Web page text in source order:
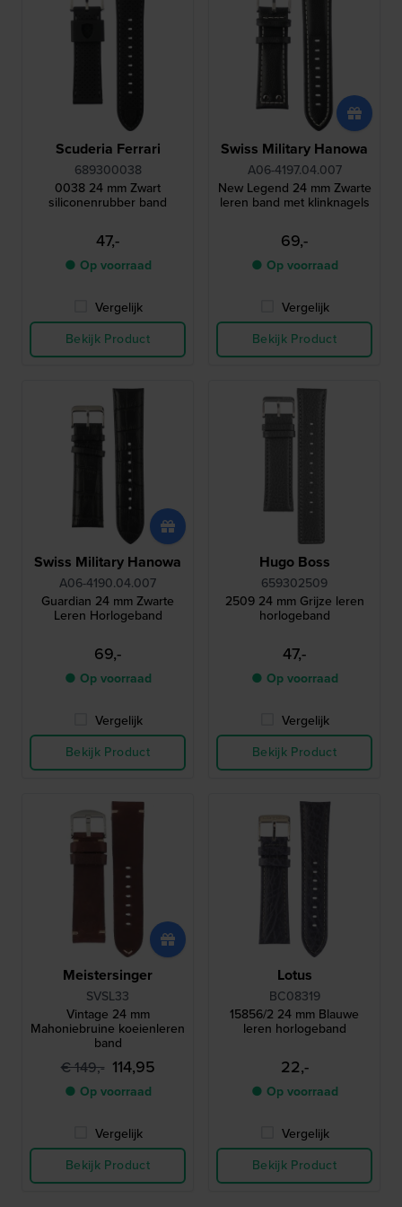
Scuderia Ferrari
689300038
0038 24 mm Zwart
siliconenrubber band
47,-
● Op voorraad
Vergelijk
Bekijk Product
Swiss Military Hanowa
A06-4197.04.007
New Legend 24 mm Zwarte
leren band met klinknagels
69,-
● Op voorraad
Vergelijk
Bekijk Product
Swiss Military Hanowa
A06-4190.04.007
Guardian 24 mm Zwarte
Leren Horlogeband
69,-
● Op voorraad
Vergelijk
Bekijk Product
Hugo Boss
659302509
2509 24 mm Grijze leren
horlogeband
47,-
● Op voorraad
Vergelijk
Bekijk Product
Meistersinger
SVSL33
Vintage 24 mm
Mahoniebruine koeienleren
band
€ 149,- 114,95
● Op voorraad
Vergelijk
Bekijk Product
Lotus
BC08319
15856/2 24 mm Blauwe
leren horlogeband
22,-
● Op voorraad
Vergelijk
Bekijk Product